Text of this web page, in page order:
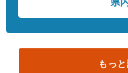
県
もっ